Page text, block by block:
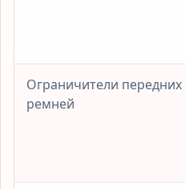
Ограничители передних
ремней